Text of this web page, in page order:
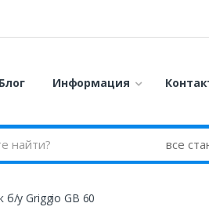
Блог Информация
у Griggio GB 60